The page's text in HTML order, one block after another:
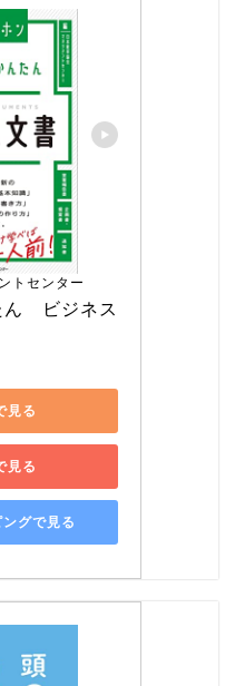
トセンター
　ビジネス
見る
見る
グで見る